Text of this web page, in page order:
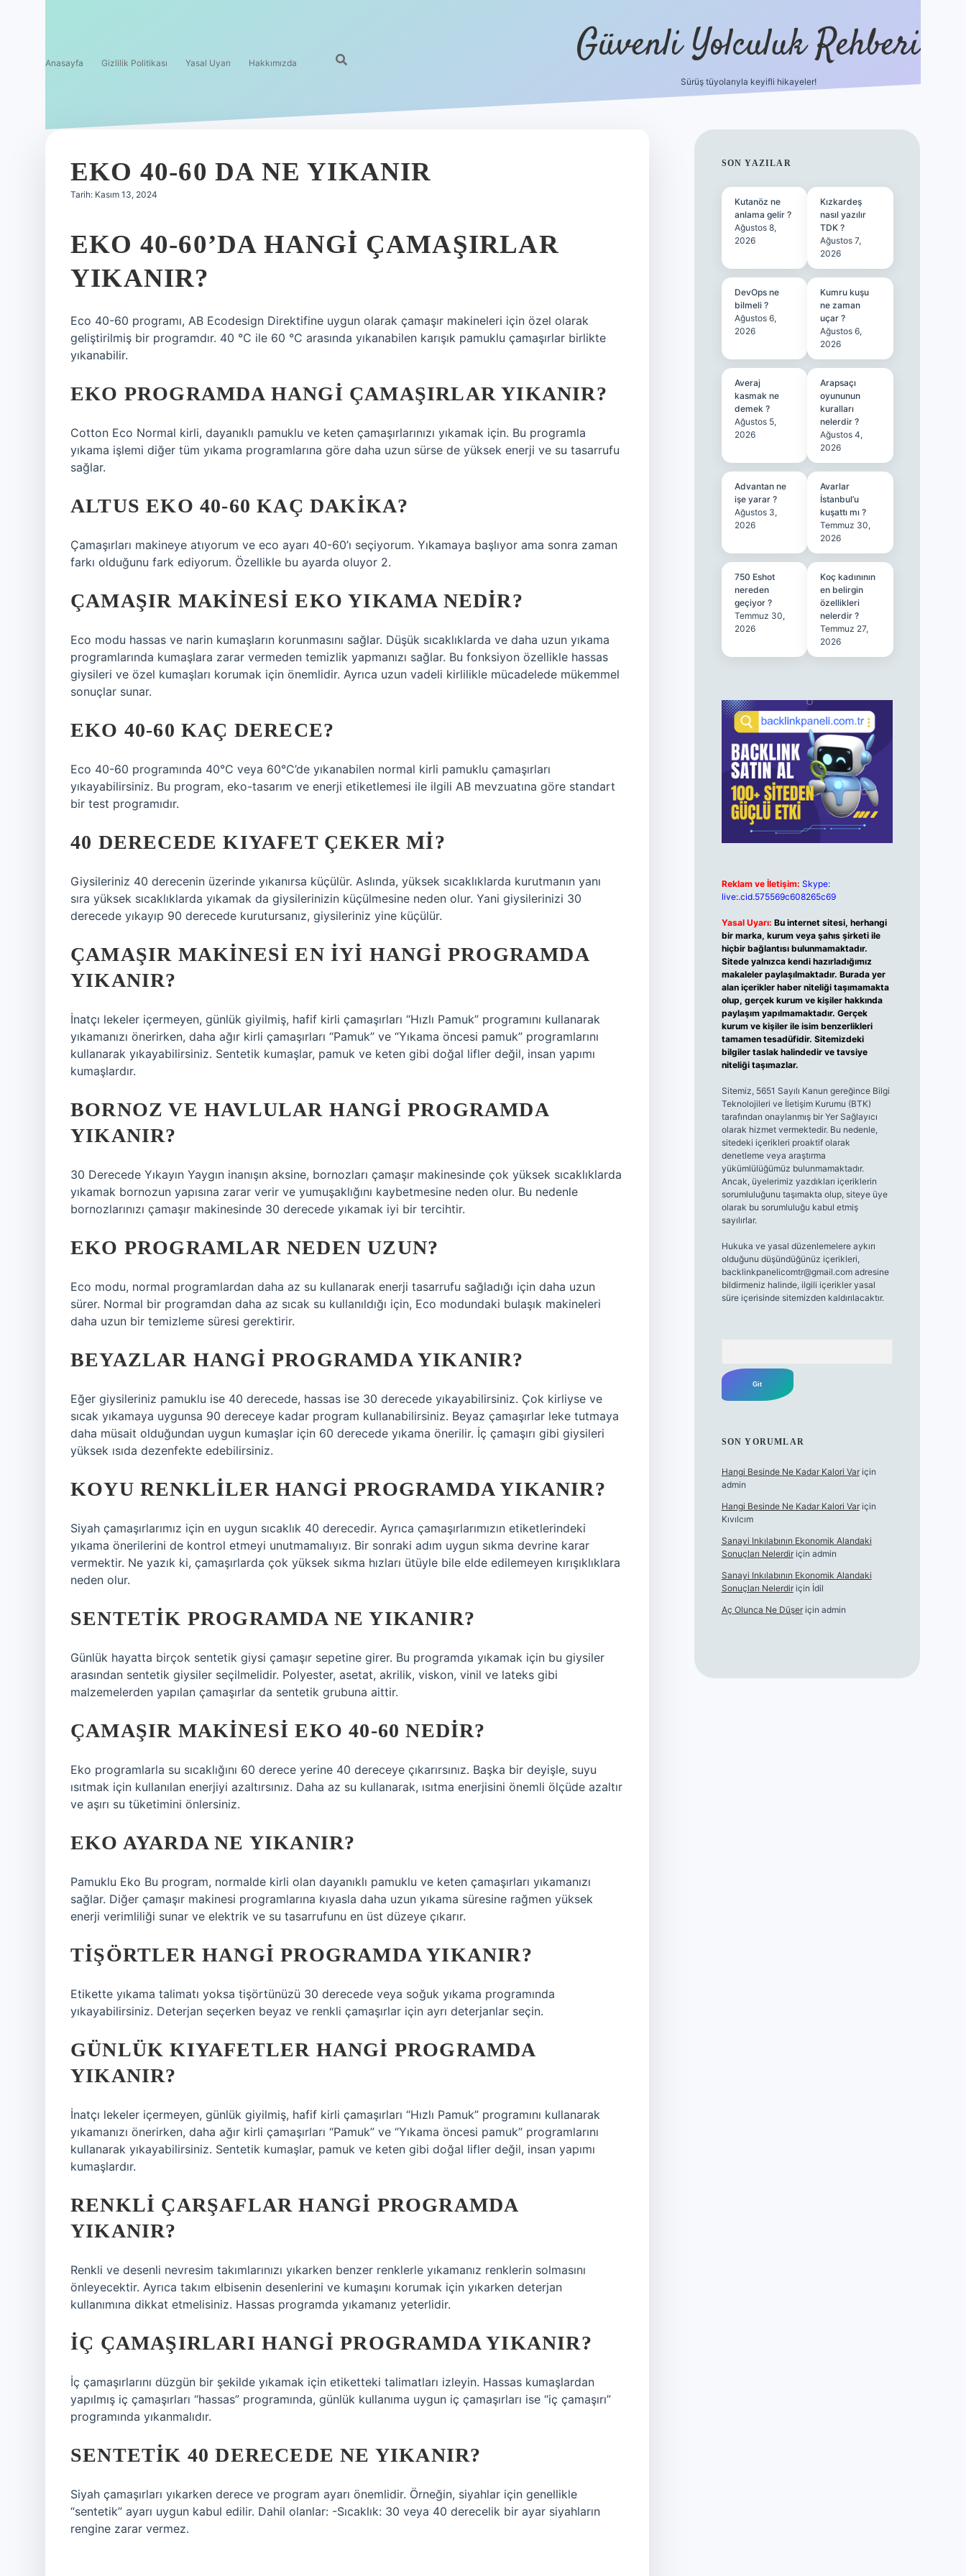
Anasayfa Gizlilik Politikası Yasal Uyarı Hakkımızda Güvenli Yolculuk Rehberi
Sürüş tüyolarıyla keyifli hikayeler!
EKO 40-60 DA NE YIKANIR
Tarih: Kasım 13, 2024
EKO 40-60’DA HANGI ÇAMAŞIRLAR
YIKANIR?
Eco 40-60 programı, AB Ecodesign Direktifine uygun olarak çamaşır makineleri için özel olarak
geliştirilmiş bir programdır. 40 °C ile 60 °C arasında yıkanabilen karışık pamuklu çamaşırlar birlikte
yıkanabilir.
EKO PROGRAMDA HANGI ÇAMAŞIRLAR YIKANIR?
Cotton Eco Normal kirli, dayanıklı pamuklu ve keten çamaşırlarınızı yıkamak için. Bu programla
yıkama işlemi diğer tüm yıkama programlarına göre daha uzun sürse de yüksek enerji ve su tasarrufu
sağlar.
ALTUS EKO 40-60 KAÇ DAKIKA?
Çamaşırları makineye atıyorum ve eco ayarı 40-60’ı seçiyorum. Yıkamaya başlıyor ama sonra zaman
farkı olduğunu fark ediyorum. Özellikle bu ayarda oluyor 2.
ÇAMAŞIR MAKINESI EKO YIKAMA NEDIR?
Eco modu hassas ve narin kumaşların korunmasını sağlar. Düşük sıcaklıklarda ve daha uzun yıkama
programlarında kumaşlara zarar vermeden temizlik yapmanızı sağlar. Bu fonksiyon özellikle hassas
giysileri ve özel kumaşları korumak için önemlidir. Ayrıca uzun vadeli kirlilikle mücadelede mükemmel
sonuçlar sunar.
EKO 40-60 KAÇ DERECE?
Eco 40-60 programında 40°C veya 60°C’de yıkanabilen normal kirli pamuklu çamaşırları
yıkayabilirsiniz. Bu program, eko-tasarım ve enerji etiketlemesi ile ilgili AB mevzuatına göre standart
bir test programıdır.
40 DERECEDE KIYAFET ÇEKER MI?
Giysileriniz 40 derecenin üzerinde yıkanırsa küçülür. Aslında, yüksek sıcaklıklarda kurutmanın yanı
sıra yüksek sıcaklıklarda yıkamak da giysilerinizin küçülmesine neden olur. Yani giysilerinizi 30
derecede yıkayıp 90 derecede kurutursanız, giysileriniz yine küçülür.
ÇAMAŞIR MAKINESI EN IYI HANGI PROGRAMDA
YIKANIR?
İnatçı lekeler içermeyen, günlük giyilmiş, hafif kirli çamaşırları “Hızlı Pamuk” programını kullanarak
yıkamanızı önerirken, daha ağır kirli çamaşırları “Pamuk” ve “Yıkama öncesi pamuk” programlarını
kullanarak yıkayabilirsiniz. Sentetik kumaşlar, pamuk ve keten gibi doğal lifler değil, insan yapımı
kumaşlardır.
BORNOZ VE HAVLULAR HANGI PROGRAMDA
YIKANIR?
30 Derecede Yıkayın Yaygın inanışın aksine, bornozları çamaşır makinesinde çok yüksek sıcaklıklarda
yıkamak bornozun yapısına zarar verir ve yumuşaklığını kaybetmesine neden olur. Bu nedenle
bornozlarınızı çamaşır makinesinde 30 derecede yıkamak iyi bir tercihtir.
EKO PROGRAMLAR NEDEN UZUN?
Eco modu, normal programlardan daha az su kullanarak enerji tasarrufu sağladığı için daha uzun
sürer. Normal bir programdan daha az sıcak su kullanıldığı için, Eco modundaki bulaşık makineleri
daha uzun bir temizleme süresi gerektirir.
BEYAZLAR HANGI PROGRAMDA YIKANIR?
Eğer giysileriniz pamuklu ise 40 derecede, hassas ise 30 derecede yıkayabilirsiniz. Çok kirliyse ve
sıcak yıkamaya uygunsa 90 dereceye kadar program kullanabilirsiniz. Beyaz çamaşırlar leke tutmaya
daha müsait olduğundan uygun kumaşlar için 60 derecede yıkama önerilir. İç çamaşırı gibi giysileri
yüksek ısıda dezenfekte edebilirsiniz.
KOYU RENKLILER HANGI PROGRAMDA YIKANIR?
Siyah çamaşırlarımız için en uygun sıcaklık 40 derecedir. Ayrıca çamaşırlarımızın etiketlerindeki
yıkama önerilerini de kontrol etmeyi unutmamalıyız. Bir sonraki adım uygun sıkma devrine karar
vermektir. Ne yazık ki, çamaşırlarda çok yüksek sıkma hızları ütüyle bile elde edilemeyen kırışıklıklara
neden olur.
SENTETIK PROGRAMDA NE YIKANIR?
Günlük hayatta birçok sentetik giysi çamaşır sepetine girer. Bu programda yıkamak için bu giysiler
arasından sentetik giysiler seçilmelidir. Polyester, asetat, akrilik, viskon, vinil ve lateks gibi
malzemelerden yapılan çamaşırlar da sentetik grubuna aittir.
ÇAMAŞIR MAKINESI EKO 40-60 NEDIR?
Eko programlarla su sıcaklığını 60 derece yerine 40 dereceye çıkarırsınız. Başka bir deyişle, suyu
ısıtmak için kullanılan enerjiyi azaltırsınız. Daha az su kullanarak, ısıtma enerjisini önemli ölçüde azaltır
ve aşırı su tüketimini önlersiniz.
EKO AYARDA NE YIKANIR?
Pamuklu Eko Bu program, normalde kirli olan dayanıklı pamuklu ve keten çamaşırları yıkamanızı
sağlar. Diğer çamaşır makinesi programlarına kıyasla daha uzun yıkama süresine rağmen yüksek
enerji verimliliği sunar ve elektrik ve su tasarrufunu en üst düzeye çıkarır.
TIŞÖRTLER HANGI PROGRAMDA YIKANIR?
Etikette yıkama talimatı yoksa tişörtünüzü 30 derecede veya soğuk yıkama programında
yıkayabilirsiniz. Deterjan seçerken beyaz ve renkli çamaşırlar için ayrı deterjanlar seçin.
GÜNLÜK KIYAFETLER HANGI PROGRAMDA
YIKANIR?
İnatçı lekeler içermeyen, günlük giyilmiş, hafif kirli çamaşırları “Hızlı Pamuk” programını kullanarak
yıkamanızı önerirken, daha ağır kirli çamaşırları “Pamuk” ve “Yıkama öncesi pamuk” programlarını
kullanarak yıkayabilirsiniz. Sentetik kumaşlar, pamuk ve keten gibi doğal lifler değil, insan yapımı
kumaşlardır.
RENKLI ÇARŞAFLAR HANGI PROGRAMDA
YIKANIR?
Renkli ve desenli nevresim takımlarınızı yıkarken benzer renklerle yıkamanız renklerin solmasını
önleyecektir. Ayrıca takım elbisenin desenlerini ve kumaşını korumak için yıkarken deterjan
kullanımına dikkat etmelisiniz. Hassas programda yıkamanız yeterlidir.
İÇ ÇAMAŞIRLARI HANGI PROGRAMDA YIKANIR?
İç çamaşırlarını düzgün bir şekilde yıkamak için etiketteki talimatları izleyin. Hassas kumaşlardan
yapılmış iç çamaşırları “hassas” programında, günlük kullanıma uygun iç çamaşırları ise “iç çamaşırı”
programında yıkanmalıdır.
SENTETIK 40 DERECEDE NE YIKANIR?
Siyah çamaşırları yıkarken derece ve program ayarı önemlidir. Örneğin, siyahlar için genellikle
“sentetik” ayarı uygun kabul edilir. Dahil olanlar: -Sıcaklık: 30 veya 40 derecelik bir ayar siyahların
rengine zarar vermez.
SIDEBAR
SON YAZILAR
Kutanöz ne
anlama gelir ?
Ağustos 8,
2026
Kızkardeş
nasıl yazılır
TDK ?
Ağustos 7,
2026
DevOps ne
bilmeli ?
Ağustos 6,
2026
Kumru kuşu
ne zaman
uçar ?
Ağustos 6,
2026
Averaj
kasmak ne
demek ?
Ağustos 5,
2026
Arapsaçı
oyununun
kuralları
nelerdir ?
Ağustos 4,
2026
Advantan ne
işe yarar ?
Ağustos 3,
2026
Avarlar
İstanbul’u
kuşattı mı ?
Temmuz 30,
2026
750 Eshot
nereden
geçiyor ?
Temmuz 30,
2026
Koç kadınının
en belirgin
özellikleri
nelerdir ?
Temmuz 27,
2026
Reklam ve İletişim: Skype:
live:.cid.575569c608265c69
Yasal Uyarı: Bu internet sitesi, herhangi
bir marka, kurum veya şahıs şirketi ile
hiçbir bağlantısı bulunmamaktadır.
Sitede yalnızca kendi hazırladığımız
makaleler paylaşılmaktadır. Burada yer
alan içerikler haber niteliği taşımamakta
olup, gerçek kurum ve kişiler hakkında
paylaşım yapılmamaktadır. Gerçek
kurum ve kişiler ile isim benzerlikleri
tamamen tesadüfidir. Sitemizdeki
bilgiler taslak halindedir ve tavsiye
niteliği taşımazlar.
Sitemiz, 5651 Sayılı Kanun gereğince Bilgi
Teknolojileri ve İletişim Kurumu (BTK)
tarafından onaylanmış bir Yer Sağlayıcı
olarak hizmet vermektedir. Bu nedenle,
sitedeki içerikleri proaktif olarak
denetleme veya araştırma
yükümlülüğümüz bulunmamaktadır.
Ancak, üyelerimiz yazdıkları içeriklerin
sorumluluğunu taşımakta olup, siteye üye
olarak bu sorumluluğu kabul etmiş
sayılırlar.
Hukuka ve yasal düzenlemelere aykırı
olduğunu düşündüğünüz içerikleri,
backlinkpanelicomtr@gmail.comadresine
bildirmeniz halinde, ilgili içerikler yasal
süre içerisinde sitemizden kaldırılacaktır.
SON YORUMLAR
Hangi Besinde Ne Kadar Kalori Variçin
admin
Hangi Besinde Ne Kadar Kalori Variçin
Kıvılcım
Sanayi Inkılabının Ekonomik Alandaki
Sonuçları Nelerdiriçin admin
Sanayi Inkılabının Ekonomik Alandaki
Sonuçları Nelerdiriçin İdil
Aç Olunca Ne Düşeriçin admin
grandoperabet resmi